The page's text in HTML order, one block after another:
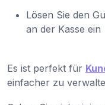
Lösen Sie den
an der Kasse ein
Es ist perfekt für
einfacher zu